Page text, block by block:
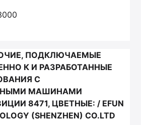
ПОДКЛЮЧАЕМЫЕ
К И РАЗРАБОТАННЫЕ
С
МАШИНАМИ
8471, ЦВЕТНЫЕ: / EFUN
(SHENZHEN) CO.LTD